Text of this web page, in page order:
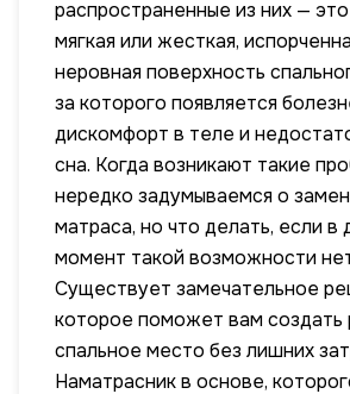
распространенные из них —
мягкая или жесткая,
неровная поверхность
за которого появляется
дискомфорт в теле и
сна. Когда возникают такие
нередко задумываемся о
матраса, но что делать, если в
момент такой возможности
Существует замечательное
которое поможет вам
спальное место без лишних
Наматрасник в основе,